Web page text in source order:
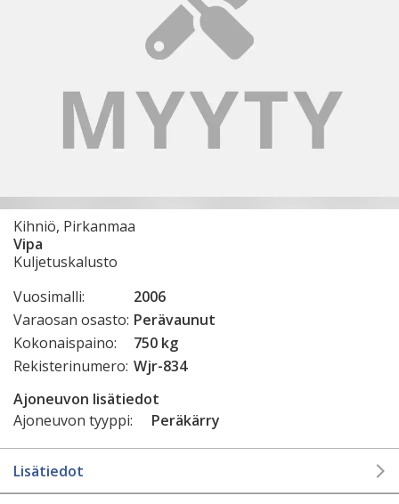
Kihniö, Pirkanmaa
Vipa
Kuljetuskalusto
Vuosimalli:
2006
Varaosan osasto: Perävaunut
Kokonaispaino:
750 kg
Rekisterinumero: Wjr-834
Ajoneuvon lisätiedot
Ajoneuvon tyyppi:
Peräkärry
Lisätiedot